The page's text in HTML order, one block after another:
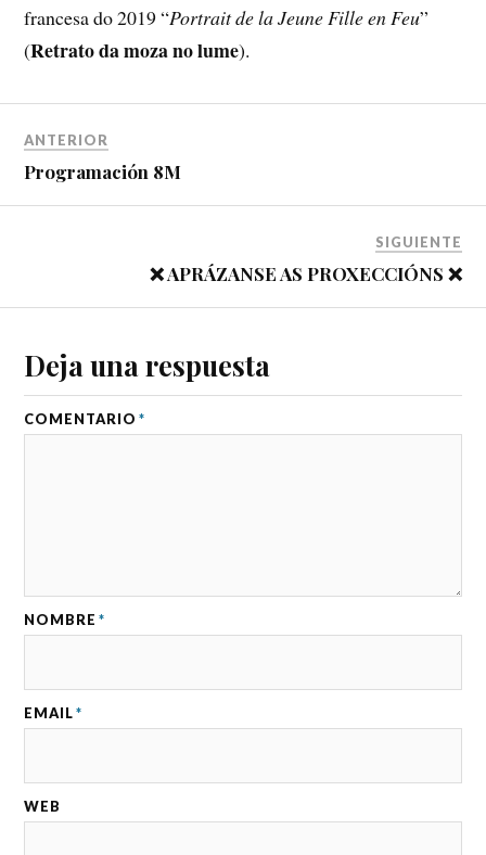
francesa do 2019 “Portrait de la Jeune Fille en Feu”
(Retrato da moza no lume).
ANTERIOR
Programación 8M
SIGUIENTE
❌ APRÁZANSE AS PROXECCIÓNS ❌
Deja una respuesta
COMENTARIO *
NOMBRE *
EMAIL *
WEB